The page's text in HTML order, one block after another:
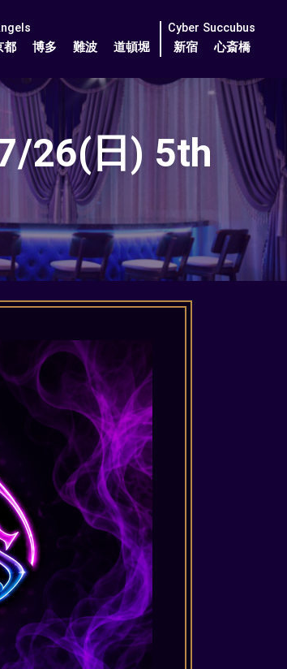
都 博多 難波 道頓堀
Cyber Succubus
新宿 心斎橋
26(日) 5th